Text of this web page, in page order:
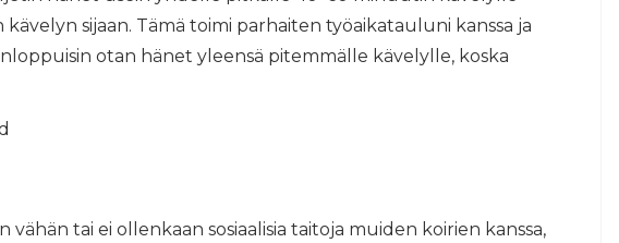
sijaan. Tämä toimi parhaiten työaikatauluni kanssa ja
otan hänet yleensä pitemmälle kävelylle, koska
tai ei ollenkaan sosiaalisia taitoja muiden koirien kanssa,